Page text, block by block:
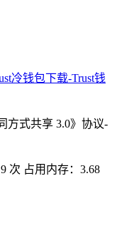
冷钱包下载-Trust钱
方式共享 3.0》协议-
次 占用内存：3.68